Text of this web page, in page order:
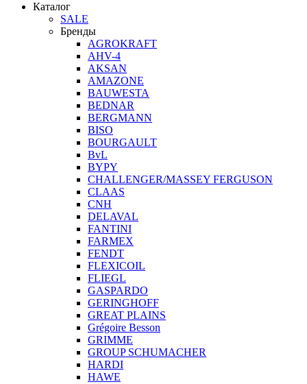
Каталог
SALE
Бренды
AGROKRAFT
AHV-4
AKSAN
AMAZONE
BAUWESTA
BEDNAR
BERGMANN
BISO
BOURGAULT
BvL
BYPY
CHALLENGER/MASSEY FERGUSON
CLAAS
CNH
DELAVAL
FANTINI
FARMEX
FENDT
FLEXICOIL
FLIEGL
GASPARDO
GERINGHOFF
GREAT PLAINS
Grégoire Besson
GRIMME
GROUP SCHUMACHER
HARDI
HAWE